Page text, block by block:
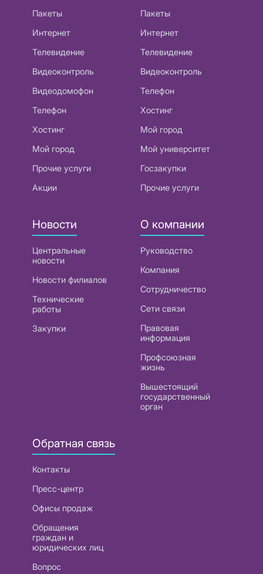
Пакеты
Интернет
Телевидение
Видеоконтроль
Видеодомофон
Телефон
Хостинг
Мой город
Прочие услуги
Акции
Пакеты
Интернет
Телевидение
Видеоконтроль
Телефон
Хостинг
Мой город
Мой университет
Госзакупки
Прочие услуги
Новости
Центральные
новости
Новости филиалов
Технические
работы
Закупки
О компании
Руководство
Компания
Сотрудничество
Сети связи
Правовая
информация
Профсоюзная
жизнь
Вышестоящий
государственный
орган
Обратная связь
Контакты
Пресс-центр
Офисы продаж
Обращения
граждан и
юридических лиц
Вопрос